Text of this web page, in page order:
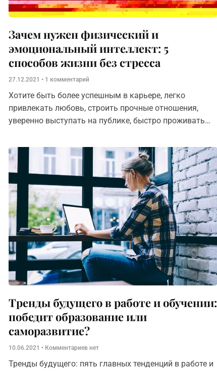
Зачем нужен физический и
эмоциональный интеллект: 5
способов жизни без стресса
27.12.2021 1 комментарий
Хотите быть более успешным в карьере, легко
привлекать любовь, строить прочные отношения,
уверенно выступать на публике, быстро проживать
необходимо развить физический и эмоциональный
интеллект.
Тренды будущего в работе и обучении:
победит образование или
саморазвитие?
10.06.2021 Комментариев нет
Тренды будущего: пять главных тенденций в работе и